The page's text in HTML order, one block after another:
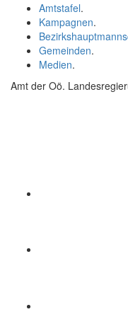
Amtstafel.
Kampagnen.
Gemeinden.
Medien.
Amt der Oö.